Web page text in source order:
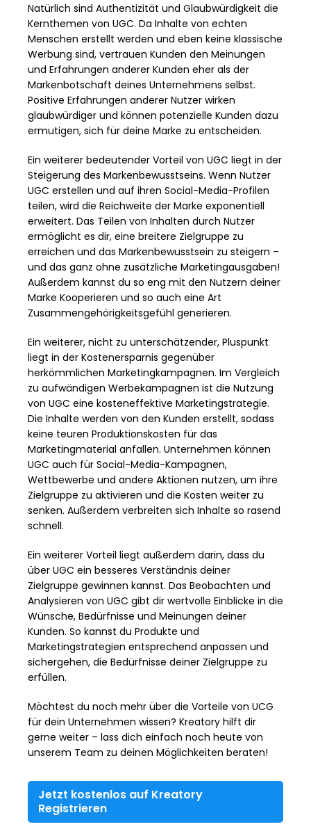
Natürlich sind Authentizität und Glaubwürdigkeit die
Kernthemen von UGC. Da Inhalte von echten
Menschen erstellt werden und eben keine klassische
Werbung sind, vertrauen Kunden den Meinungen
und Erfahrungen anderer Kunden eher als der
Markenbotschaft deines Unternehmens selbst.
Positive Erfahrungen anderer Nutzer wirken
glaubwürdiger und können potenzielle Kunden dazu
ermutigen, sich für deine Marke zu entscheiden.
Ein weiterer bedeutender Vorteil von UGC liegt in der
Steigerung des Markenbewusstseins. Wenn Nutzer
UGC erstellen und auf ihren Social-Media-Profilen
teilen, wird die Reichweite der Marke exponentiell
erweitert. Das Teilen von Inhalten durch Nutzer
ermöglicht es dir, eine breitere Zielgruppe zu
erreichen und das Markenbewusstsein zu steigern –
und das ganz ohne zusätzliche Marketingausgaben!
Außerdem kannst du so eng mit den Nutzern deiner
Marke Kooperieren und so auch eine Art
Zusammengehörigkeitsgefühl generieren.
Ein weiterer, nicht zu unterschätzender, Pluspunkt
liegt in der Kostenersparnis gegenüber
herkömmlichen Marketingkampagnen. Im Vergleich
zu aufwändigen Werbekampagnen ist die Nutzung
von UGC eine kosteneffektive Marketingstrategie.
Die Inhalte werden von den Kunden erstellt, sodass
keine teuren Produktionskosten für das
Marketingmaterial anfallen. Unternehmen können
UGC auch für Social-Media-Kampagnen,
Wettbewerbe und andere Aktionen nutzen, um ihre
Zielgruppe zu aktivieren und die Kosten weiter zu
senken. Außerdem verbreiten sich Inhalte so rasend
schnell.
Ein weiterer Vorteil liegt außerdem darin, dass du
über UGC ein besseres Verständnis deiner
Zielgruppe gewinnen kannst. Das Beobachten und
Analysieren von UGC gibt dir wertvolle Einblicke in die
Wünsche, Bedürfnisse und Meinungen deiner
Kunden. So kannst du Produkte und
Marketingstrategien entsprechend anpassen und
sichergehen, die Bedürfnisse deiner Zielgruppe zu
erfüllen.
Möchtest du noch mehr über die Vorteile von UCG
für dein Unternehmen wissen? Kreatory hilft dir
gerne weiter – lass dich einfach noch heute von
unserem Team zu deinen Möglichkeiten beraten!
Jetzt kostenlos auf Kreatory
Registrieren